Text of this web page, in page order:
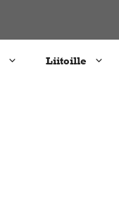
Liitoille